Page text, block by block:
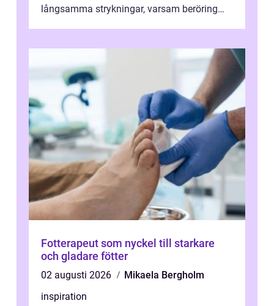
långsamma strykningar, varsam beröring
Fotterapeut som nyckel till starkare
och gladare fötter
02 augusti 2026
Mikaela Bergholm
inspiration